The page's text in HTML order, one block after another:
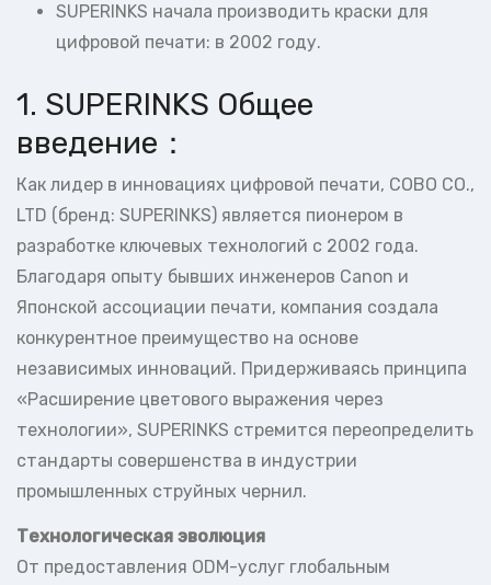
SUPERINKS начала производить краски для
цифровой печати: в 2002 году.
1. SUPERINKS Общее
введение：
Как лидер в инновациях цифровой печати, COBO CO.,
LTD (бренд: SUPERINKS) является пионером в
разработке ключевых технологий с 2002 года.
Благодаря опыту бывших инженеров Canon и
Японской ассоциации печати, компания создала
конкурентное преимущество на основе
независимых инноваций. Придерживаясь принципа
«Расширение цветового выражения через
технологии», SUPERINKS стремится переопределить
стандарты совершенства в индустрии
промышленных струйных чернил.
Технологическая эволюция
От предоставления ODM-услуг глобальным